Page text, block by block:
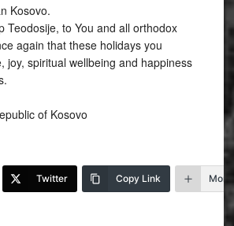
Kosovo.
Teodosije, to You and all orthodox
again that these holidays you
joy, spiritual wellbeing and happiness
of Kosovo
Twitter Copy Link More